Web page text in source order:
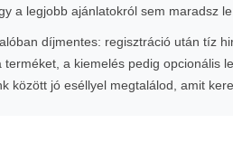
a legjobb ajánlatokról sem maradsz
díjmentes: regisztráció után tíz
a kiemelés pedig opcionális
között jó eséllyel megtalálod, amit